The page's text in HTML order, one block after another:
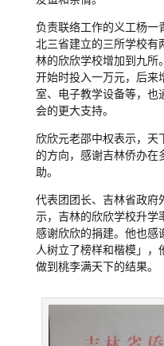
负责联络工作的义工杨一
北三省建立的三所学校有
林的欣欣学校增加到九所
开始时投入一万元，后来
室、电子教学设备等，也
会的更大支持。
欣欣元老邵中权表示，天
的方向，感谢吉林侨办在
助。
代表团团长、吉林省政府
示，吉林的欣欣学校升学
感谢欣欣的捐建。他也感
人树立了榜样和楷模」，
做到桃李满天下的结果。